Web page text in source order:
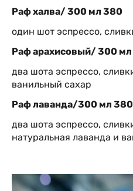
Раф халва/ 300 мл 380
один шот эспрессо,
Раф арахисовый/ 300
два шота эспрессо,
ванильный сахар
Раф лаванда/300 мл 380
два шота эспрессо,
натуральная лаванда и